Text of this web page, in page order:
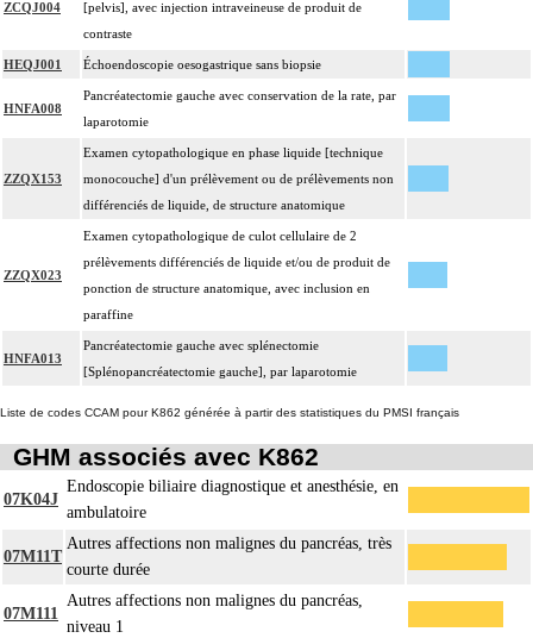
ZCQJ004
[pelvis], avec injection intraveineuse de produit de
contraste
HEQJ001 Échoendoscopie oesogastrique sans biopsie
HNFA008
Pancréatectomie gauche avec conservation de la rate, par
laparotomie
ZZQX153
Examen cytopathologique en phase liquide [technique
monocouche] d'un prélèvement ou de prélèvements non
différenciés de liquide, de structure anatomique
ZZQX023
Examen cytopathologique de culot cellulaire de 2
prélèvements différenciés de liquide et/ou de produit de
ponction de structure anatomique, avec inclusion en
paraffine
HNFA013
Pancréatectomie gauche avec splénectomie
[Splénopancréatectomie gauche], par laparotomie
Liste de codes CCAM pour K862 générée à partir des statistiques du PMSI français
GHM associés avec K862
07K04J
Endoscopie biliaire diagnostique et anesthésie, en
ambulatoire
07M11T
Autres affections non malignes du pancréas, très
courte durée
07M111
Autres affections non malignes du pancréas,
niveau 1